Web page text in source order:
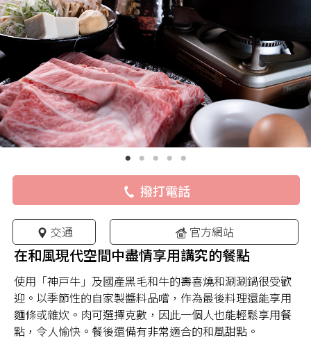
撥打電話
交通 官方網站
在和風現代空間中盡情享用講究的餐點
使用「神戸牛」及國產黑毛和牛的壽喜燒和涮涮鍋很受歡
迎。以季節性的自家製醬料品嚐，作為最後料理還能享用
麵條或雜炊。肉可選擇克數，因此一個人也能輕鬆享用餐
點，令人愉快。餐後還備有非常適合的和風甜點。